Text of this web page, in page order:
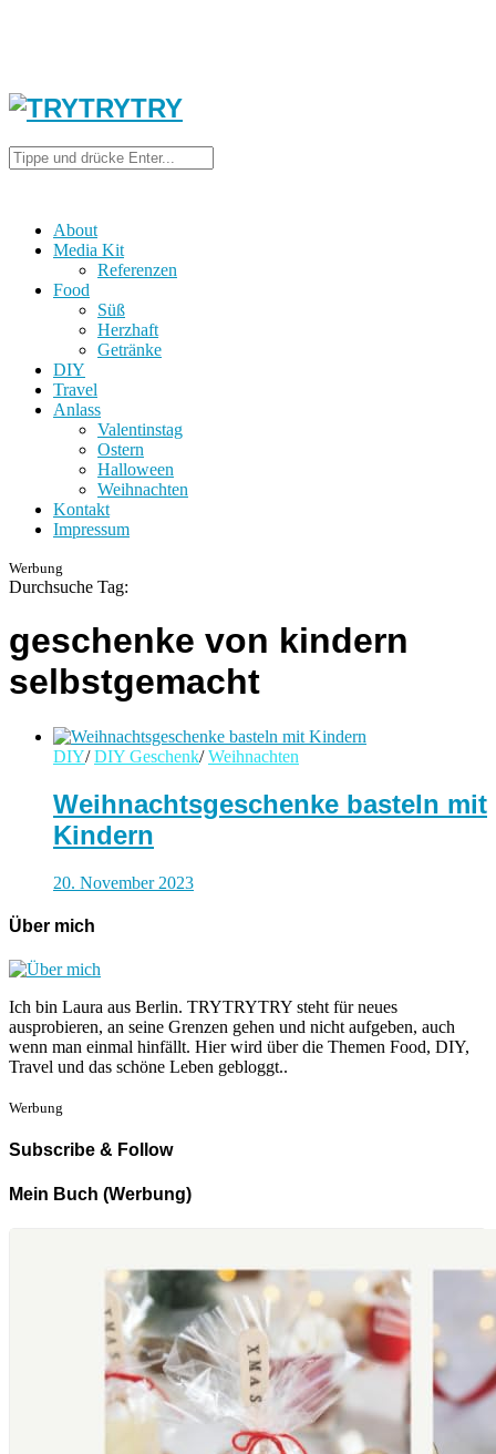
About
Media Kit
Referenzen
Food
Süß
Herzhaft
Getränke
DIY
Travel
Anlass
Valentinstag
Ostern
Halloween
Weihnachten
Kontakt
Impressum
Werbung
Durchsuche Tag:
geschenke von kindern
selbstgemacht
DIY/ DIY Geschenk/ Weihnachten
Weihnachtsgeschenke basteln mit
Kindern
20. November 2023
Über mich
Ich bin Laura aus Berlin. TRYTRYTRY steht für neues
ausprobieren, an seine Grenzen gehen und nicht aufgeben, auch
wenn man einmal hinfällt. Hier wird über die Themen Food, DIY,
Travel und das schöne Leben gebloggt..
Werbung
Subscribe & Follow
Mein Buch (Werbung)